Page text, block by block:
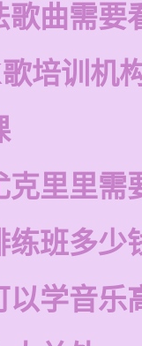
歌曲需要
培训机
克里里需
练班多少
以学音乐